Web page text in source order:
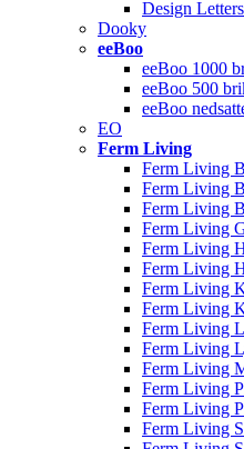
Design
Dooky
eeBoo
eeBoo 1000
eeBoo 500
eeBoo
EO
Ferm Living
Ferm Living
Ferm Living
Ferm Living
Ferm Living
Ferm Living
Ferm Living
Ferm Living
Ferm Living
Ferm Living
Ferm Living
Ferm Living
Ferm Living
Ferm Living
Ferm Living